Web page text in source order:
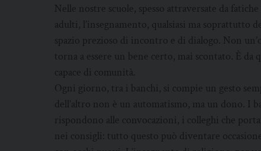
Nelle nostre scuole, spesso attraversate da
adulti, l’insegnamento, qualsiasi ma soprattutto
spazio prezioso di incontro e di dialogo. Non
torna a essere un bene certo, mai scontato. È da
capace di comunità.
Ogni giorno, tra i banchi, si compie un gesto
dell’altro non è un automatismo, ma un dono. I
rispondono alle convocazioni, i colleghi che
nei consigli: tutto questo può diventare